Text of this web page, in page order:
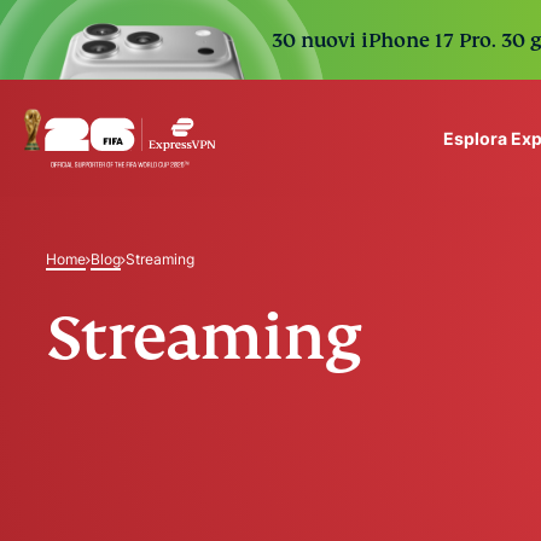
30 nuovi iPhone 17 Pro.
Esplora
Home Blog Streaming
Streaming